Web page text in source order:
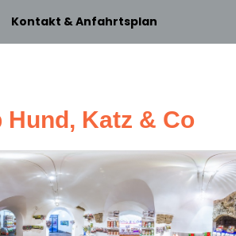
Kontakt & Anfahrtsplan
Katz & Co